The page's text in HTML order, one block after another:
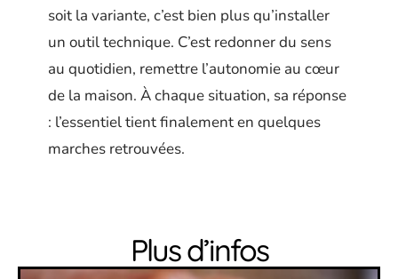
soit la variante, c’est bien plus qu’installer
un outil technique. C’est redonner du sens
au quotidien, remettre l’autonomie au cœur
de la maison. À chaque situation, sa réponse
: l’essentiel tient finalement en quelques
marches retrouvées.
Plus d’infos